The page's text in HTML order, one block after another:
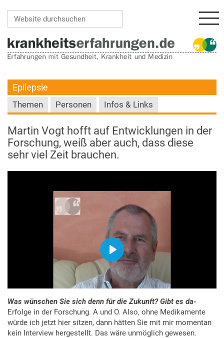
Epilepsie
Themen Personen Infos & Links
Martin Vogt hofft auf Entwicklungen in der
Forschung, weiß aber auch, dass diese
sehr viel Zeit brauchen.
Was wünschen Sie sich denn für die Zukunft? Gibt es da-
Erfolge in der Forschung. A und O. Also, ohne Medikamente
würde ich jetzt hier sitzen, dann hätten Sie mit mir momentan
kein Interview hergestellt. Das wäre unmöglich gewesen.